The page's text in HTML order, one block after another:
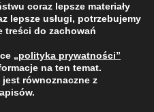
coraz lepsze materiały
lepsze usługi, potrzebujemy
treści do zachowań
„polityka prywatności”
na ten temat.
równoznaczne z